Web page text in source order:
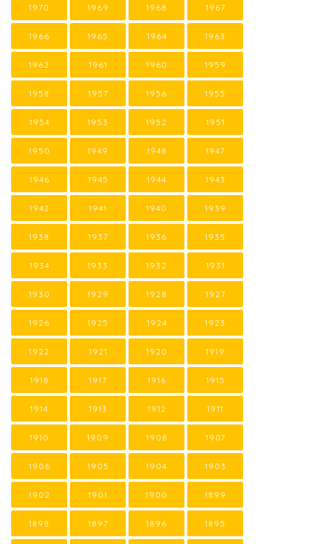
1970 1969 1968 1967
1966 1965 1964 1963
1962 1961 1960 1959
1958 1957 1956 1955
1954 1953 1952 1951
1950 1949 1948 1947
1946 1945 1944 1943
1942 1941 1940 1939
1938 1937 1936 1935
1934 1933 1932 1931
1930 1929 1928 1927
1926 1925 1924 1923
1922 1921 1920 1919
1918 1917 1916 1915
1914 1913 1912 1911
1910 1909 1908 1907
1906 1905 1904 1903
1902 1901 1900 1899
1898 1897 1896 1895